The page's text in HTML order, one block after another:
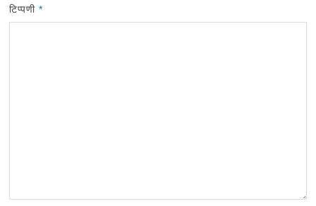
टिप्पणी*